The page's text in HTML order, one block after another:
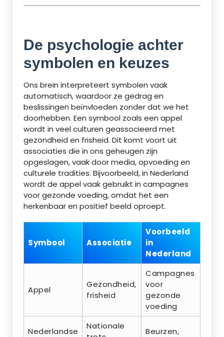
De psychologie achter
symbolen en keuzes
Ons brein interpreteert symbolen vaak
automatisch, waardoor ze gedrag en
beslissingen beïnvloeden zonder dat we het
doorhebben. Een symbool zoals een appel
wordt in veel culturen geassocieerd met
gezondheid en frisheid. Dit komt voort uit
associaties die in ons geheugen zijn
opgeslagen, vaak door media, opvoeding en
culturele tradities. Bijvoorbeeld, in Nederland
wordt de appel vaak gebruikt in campagnes
voor gezonde voeding, omdat het een
herkenbaar en positief beeld oproept.
Symbool Associatie
Voorbeeld
in
Nederland
Appel
Gezondheid,
frisheid
Campagnes
voor
gezonde
voeding
Nederlandse
Nationale
Beurzen,